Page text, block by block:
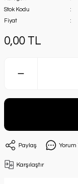
Stok Kodu
Fiyat
0,00 TL
Paylaş Yorum
Karşılaştır